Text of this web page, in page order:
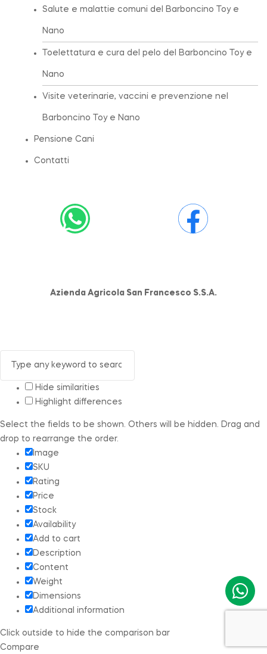
Salute e malattie comuni del Barboncino Toy e
Nano
Toelettatura e cura del pelo del Barboncino Toy e
Nano
Visite veterinarie, vaccini e prevenzione nel
Barboncino Toy e Nano
Pensione Cani
Contatti
Azienda Agricola San Francesco S.S.A.
Hide similarities
Highlight differences
Select the fields to be shown. Others will be hidden. Drag and
drop to rearrange the order.
Image
SKU
Rating
Price
Stock
Availability
Add to cart
Description
Content
Weight
Dimensions
Additional information
Click outside to hide the comparison bar
Compare